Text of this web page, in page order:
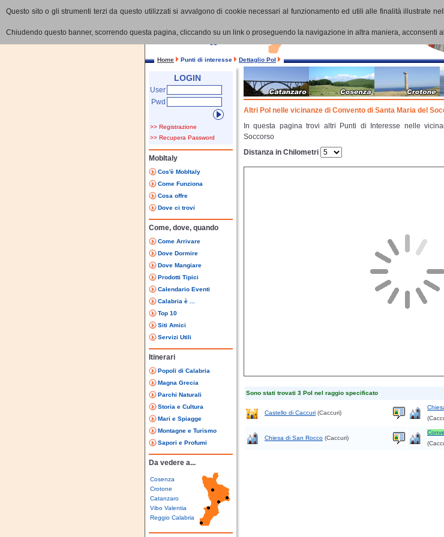
Questo sito o gli strumenti terzi da questo utilizzati si avvalgono di cookie necessari al funzionamento ed utili alle finalità illustrate
Chiudendo questo banner, scorrendo questa pagina, cliccando su un link o proseguendo la navigazione in altra maniera, acconsenti
Home Punti di interesse Dettaglio PoI
LOGIN
User
Pwd
>> Registrazione
>> Recupera Password
MobItaly
Cos'è MobItaly
Come Funziona
Cosa offre
Dove ci trovi
Come, dove, quando
Come Arrivare
Dove Dormire
Dove Mangiare
Prodotti Tipici
Calendario Eventi
Calabria è ...
Top 10
Siti Amici
Servizi Utili
Itinerari
Popoli di Calabria
Magna Grecia
Parchi Naturali
Storia e Cultura
Mari e Spiagge
Montagne e Turismo
Sapori e Profumi
Da vedere a...
Cosenza
Crotone
Catanzaro
Vibo Valentia
Reggio Calabria
Altri PoI nelle vicinanze di Convento di Santa Maria del
In questa pagina trovi altri Punti di Interesse nelle
Soccorso
Distanza in Chilometri
Sono stati trovati 3 PoI nel raggio specificato
Castello di Caccuri (Caccuri)
Chiesa di San Rocco (Caccuri)